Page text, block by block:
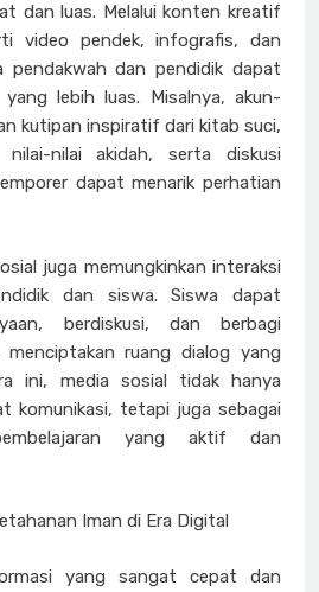
dan luas. Melalui konten kreatif
video pendek, infografis, dan
pendakwah dan pendidik dapat
lebih luas. Misalnya, akun-
kutipan inspiratif dari kitab suci,
nilai akidah, serta diskusi
dapat menarik perhatian
juga memungkinkan interaksi
dan siswa. Siswa dapat
berdiskusi, dan berbagi
menciptakan ruang dialog yang
ini, media sosial tidak hanya
komunikasi, tetapi juga sebagai
yang aktif dan
Iman di Era Digital
yang sangat cepat dan